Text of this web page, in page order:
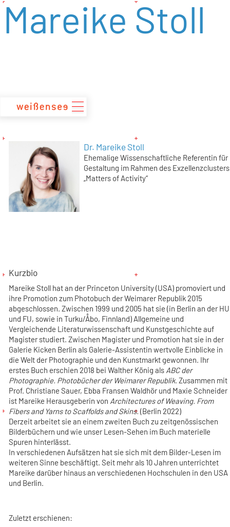
zum
Inhalt
Mareike Stoll
Dr. Mareike Stoll
Ehemalige Wissenschaftliche Referentin für
Gestaltung im Rahmen des Exzellenzclusters
„Matters of Activity“
Kurzbio
Mareike Stoll hat an der Princeton University (USA) promoviert und
ihre Promotion zum Photobuch der Weimarer Republik 2015
abgeschlossen. Zwischen 1999 und 2005 hat sie (in Berlin an der HU
und FU, sowie in Turku/Åbo, Finnland) Allgemeine und
Vergleichende Literaturwissenschaft und Kunstgeschichte auf
Magister studiert. Zwischen Magister und Promotion hat sie in der
Galerie Kicken Berlin als Galerie-Assistentin wertvolle Einblicke in
die Welt der Photographie und den Kunstmarkt gewonnen. Ihr
erstes Buch erschien 2018 bei Walther König als ABC der
Photographie. Photobücher der Weimarer Republik. Zusammen mit
Prof. Christiane Sauer, Ebba Fransen Waldhör und Maxie Schneider
ist Mareike Herausgeberin von Architectures of Weaving. From
Fibers and Yarns to Scaffolds and Skins. (Berlin 2022)
Derzeit arbeitet sie an einem zweiten Buch zu zeitgenössischen
Bilderbüchern und wie unser Lesen-Sehen im Buch materielle
Spuren hinterlässt.
In verschiedenen Aufsätzen hat sie sich mit dem Bilder-Lesen im
weiteren Sinne beschäftigt. Seit mehr als 10 Jahren unterrichtet
Mareike darüber hinaus an verschiedenen Hochschulen in den USA
und Berlin.
Zuletzt erschienen: